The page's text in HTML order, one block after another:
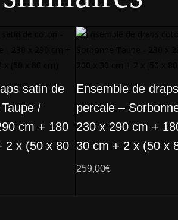
satin de
/
cm + 180
2 x (50 x 80
Ensemble de
percale –
230 x 290 cm +
30 cm + 2 x (50 x
259,00€